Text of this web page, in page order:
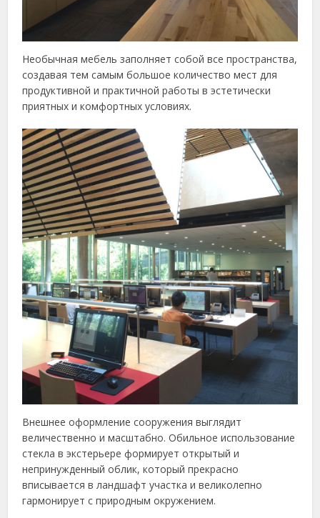
Необычная мебель заполняет собой все пространства,
создавая тем самым большое количество мест для
продуктивной и практичной работы в эстетически
приятных и комфортных условиях.
Внешнее оформление сооружения выглядит
величественно и масштабно. Обильное использование
стекла в экстерьере формирует открытый и
непринужденный облик, который прекрасно
вписывается в ландшафт участка и великолепно
гармонирует с природным окружением.